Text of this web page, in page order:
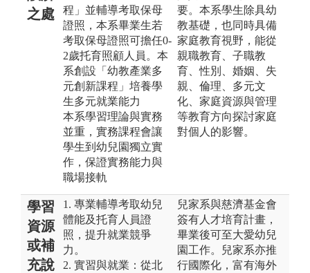
之處
程」並輔導考取保母
證照，本系畢業生若
考取保母證照可擔任0-
2歲托育照顧人員。本
系創設「幼教產業多
元創新課程」培養學
生多元就業能力
本系學習理論與實務
並重，實務課程會讓
學生到幼兒園獨立實
作，保證實務能力與
職場接軌
要。本系學生除具幼
教基礎，也同時具備
家庭教育視野，能從
親職教育、子職教
育、性別、婚姻、失
親、倫理、多元文
化、家庭資源與管理
等教育方向探討家庭
對個人的影響。
學習
資源
或補
充說
1. 專業輔導考取幼兒
體能及托育人員證
照，提升就業競爭
力。
2. 實習與就業：從北
兒家系與慈濟基金會
簽有人才培育計畫，
畢業後可至大愛幼兒
園工作。兒家系亦推
行國際化，富有海外